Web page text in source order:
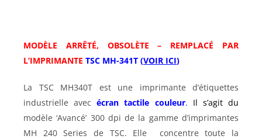
MODÈLE ARRÊTÉ, OBSOLÈTE – REMPLACÉ PAR
L’IMPRIMANTE TSC MH-341T (VOIR ICI)
La TSC MH340T est une imprimante d’étiquettes
industrielle avecécran tactile couleur. Il s’agit du
modèle ‘Avancé’ 300 dpi de la gamme d’imprimantes
MH 240 Series de TSC. Elle concentre toute la